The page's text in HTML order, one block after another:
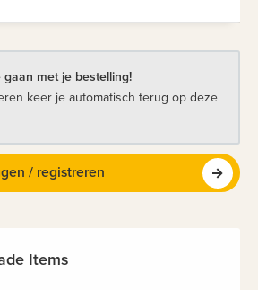
met je bestelling!
keer je automatisch terug op deze
/ registreren
Items